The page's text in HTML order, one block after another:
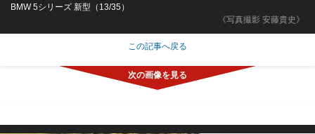
《写真撮影 安藤貴史》
BMW 5シリーズ 新型（13/35）
この記事へ戻る